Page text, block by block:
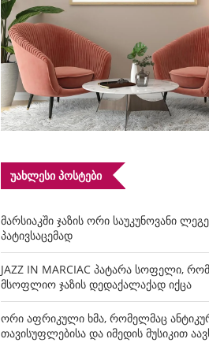
ᲣᲐᲮᲚᲔᲡᲘ ᲞᲝᲡᲢᲔᲑᲘ
მარსიაკში ჯაზის ორი საუკუნოვანი
პატივსაცემად
JAZZ IN MARCIAC პატარა სოფელი,
მსოფლიო ჯაზის დედაქალაქად იქცა
ორი აფრიკული ხმა, რომელმაც
თავისუფლებისა და იმედის მუსიკით